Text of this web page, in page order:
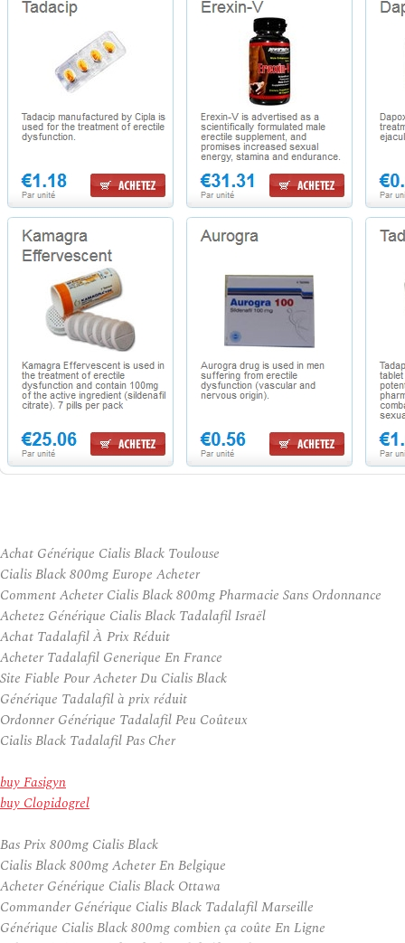
Achat Générique Cialis Black Toulouse
Cialis Black 800mg Europe Acheter
Comment Acheter Cialis Black 800mg Pharmacie Sans Ordonnance
Achetez Générique Cialis Black Tadalafil Israël
Achat Tadalafil À Prix Réduit
Acheter Tadalafil Generique En France
Site Fiable Pour Acheter Du Cialis Black
Générique Tadalafil à prix réduit
Ordonner Générique Tadalafil Peu Coûteux
Cialis Black Tadalafil Pas Cher
buy Fasigyn
buy Clopidogrel
Bas Prix 800mg Cialis Black
Cialis Black 800mg Acheter En Belgique
Acheter Générique Cialis Black Ottawa
Commander Générique Cialis Black Tadalafil Marseille
Générique Cialis Black 800mg combien ça coûte En Ligne